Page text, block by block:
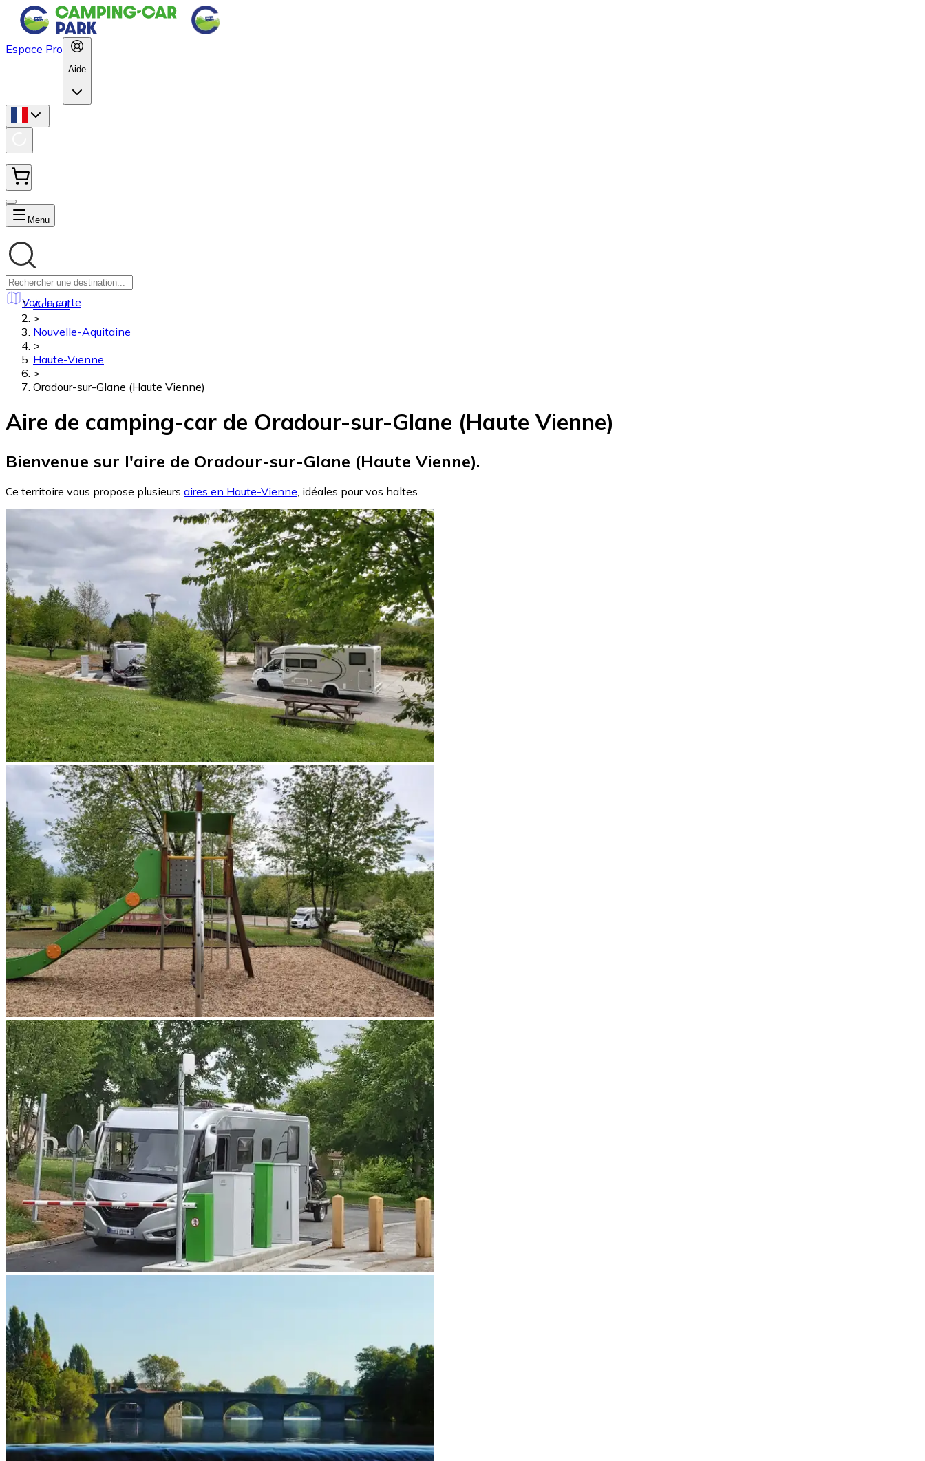
Espace Pro
Aide
Menu
Voir la carte
Accueil
>
Nouvelle-Aquitaine
>
Haute-Vienne
>
Oradour-sur-Glane (Haute Vienne)
Aire de camping-car de Oradour-sur-Glane (Haute Vienne)
Bienvenue sur l'aire de Oradour-sur-Glane (Haute Vienne).
Ce territoire vous propose plusieurs aires en Haute-Vienne, idéales pour vos haltes.